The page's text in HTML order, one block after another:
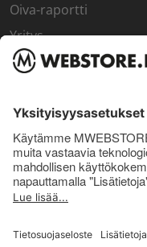
Oiva-raportti
Yritys
SISÄPIIRI
Sisäpiirin bonusohjelma
Uutiskirje
Uutiset ja artikkelit